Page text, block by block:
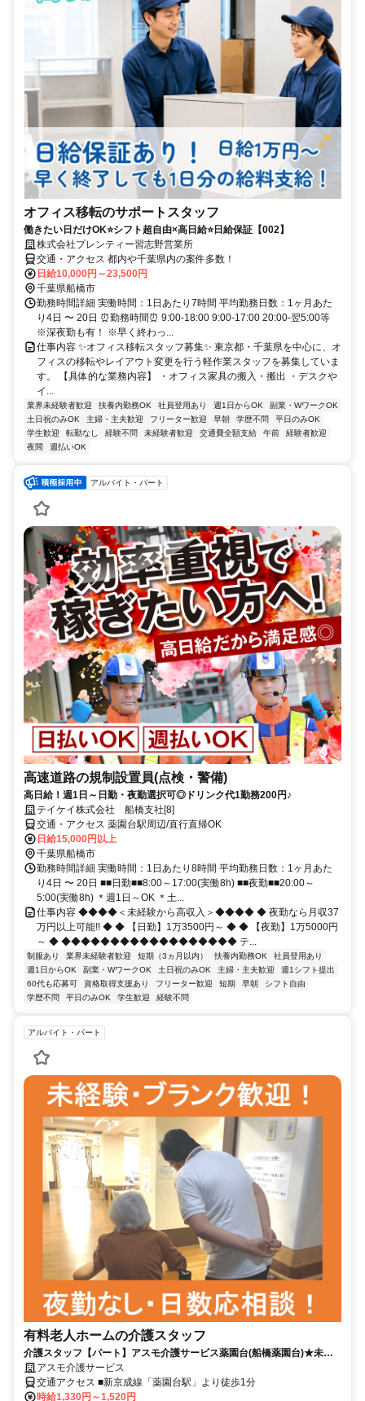
オフィス移転のサポートスタッフ
働きたい日だけOK⭐シフト超自由×高日給⭐日給保証【002】
株式会社プレンティー習志野営業所
交通・アクセス 都内や千葉県内の案件多数！
日給10,000円～23,500円
千葉県船橋市
勤務時間詳細 実働時間：1日あたり7時間 平均勤務日数：1ヶ月あた
り4日 〜 20日 ⏰勤務時間⏰ 9:00-18:00 9:00-17:00 20:00-翌5:00等
※深夜勤も有！ ※早く終わっ...
仕事内容 ✨オフィス移転スタッフ募集✨ 東京都・千葉県を中心に、オ
フィスの移転やレイアウト変更を行う軽作業スタッフを募集していま
す。 【具体的な業務内容】 ・オフィス家具の搬入・搬出 ・デスクや
イ...
業界未経験者歓迎 扶養内勤務OK 社員登用あり 週1日からOK
副業・WワークOK
土日祝のみOK
主婦・主夫歓迎 フリーター歓迎 早朝 学歴不問
平日のみOK
学生歓迎
転勤なし 経験不問 未経験者歓迎 交通費全額支給 午前
経験者歓迎
夜間
週払いOK
アルバイト・パート
高速道路の規制設置員(点検・警備)
高日給！週1日～日勤・夜勤選択可◎ドリンク代1勤務200円♪
テイケイ株式会社 船橋支社[8]
交通・アクセス 薬園台駅周辺/直行直帰OK
日給15,000円以上
千葉県船橋市
勤務時間詳細 実働時間：1日あたり8時間 平均勤務日数：1ヶ月あた
り4日 〜 20日 ■■日勤■■8:00～17:00(実働8h) ■■夜勤■■20:00～
5:00(実働8h) ＊週1日～OK ＊土...
仕事内容 ◆◆◆◆＜未経験から高収入＞◆◆◆◆ ◆ 夜勤なら月収37
万円以上可能!! ◆ ◆ 【日勤】1万3500円～ ◆ ◆ 【夜勤】1万5000円
～ ◆ ◆◆◆◆◆◆◆◆◆◆◆◆◆◆◆◆◆◆ テ...
制服あり 業界未経験者歓迎 短期（3ヵ月以内） 扶養内勤務OK
社員登用あり
週1日からOK
副業・WワークOK 土日祝のみOK 主婦・主夫歓迎
週1シフト提出
60代も応募可
資格取得支援あり フリーター歓迎 短期 早朝
シフト自由
学歴不問
平日のみOK 学生歓迎 経験不問
アルバイト・パート
有料老人ホームの介護スタッフ
介護スタッフ【パート】アスモ介護サービス薬園台(船橋薬園台)★未経
験の方も安心!
アスモ介護サービス
交通アクセス ■新京成線「薬園台駅」より徒歩1分
時給1,330円～1,520円